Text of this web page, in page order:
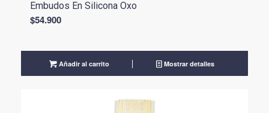
Embudos En Silicona Oxo
$54.900
Añadir al carrito Mostrar detalles